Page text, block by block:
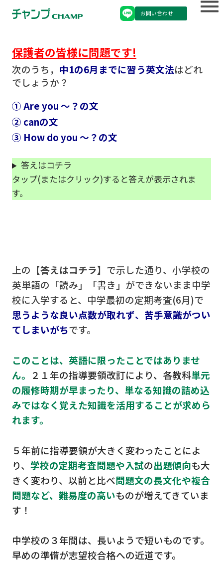
お問い合わせ
保護者の皆様に問題です!
次のうち， 中1の6月までに習う英文法はどれ
でしょうか？
① Are you ～？の文
② canの文
③ How do you ～？の文
答えはコチラ
タップ(またはクリック)すると答えが表示されま
す。
上の 【答えはコチラ】 で示した通り、小学校の
英単語の「読み」「書き」ができないまま中学
校に入学すると、中学最初の定期考査(6月)で
思うような良い点数が取れず、 苦手意識がつい
てしまいがちです。
このことは、英語に限ったことではありませ
ん。 ２１年の指導要領改訂により、各教科単元
の履修時期が早まったり、 単なる知識の詰め込
みではなく覚えた知識を活用することが求めら
れます。
５年前に指導要領が大きく変わったことによ
り、 学校の定期考査問題や入試の出題傾向も大
きく変わり、以前と比べ問題文の長文化や複合
問題など、難易度の高いものが増えてきていま
す！
中学校の３年間は、長いようで短いものです。
早めの準備が志望校合格への近道です。